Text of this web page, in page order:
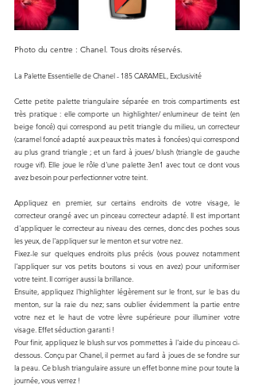
Photo du centre : Chanel. Tous droits réservés.
La Palette Essentielle de Chanel - 185 CARAMEL, Exclusivité
Cette petite palette triangulaire séparée en trois compartiments est
très pratique : elle comporte un highlighter/ enlumineur de teint (en
beige foncé) qui correspond au petit triangle du milieu, un correcteur
(caramel foncé adapté aux peaux très mates à foncées) qui correspond
au plus grand triangle ; et un fard à joues/ blush (triangle de gauche
rouge vif). Elle joue le rôle d'une palette 3en1 avec tout ce dont vous
avez besoin pour perfectionner votre teint.
Appliquez en premier, sur certains endroits de votre visage, le
correcteur orangé avec un pinceau correcteur adapté. Il est important
d'appliquer le correcteur au niveau des cernes, donc des poches sous
les yeux, de l'appliquer sur le menton et sur votre nez.
Fixez-le sur quelques endroits plus précis (vous pouvez notamment
l'appliquer sur vos petits boutons si vous en avez) pour uniformiser
votre teint. Il corriger aussi la brillance.
Ensuite, appliquez l'highlighter légèrement sur le front, sur le bas du
menton, sur la raie du nez; sans oublier évidemment la partie entre
votre nez et le haut de votre lèvre supérieure pour illuminer votre
visage. Effet séduction garanti !
Pour finir, appliquez le blush sur vos pommettes à l'aide du pinceau ci-
dessous. Conçu par Chanel, il permet au fard à joues de se fondre sur
la peau. Ce blush triangulaire assure un effet bonne mine pour toute la
journée, vous verrez !